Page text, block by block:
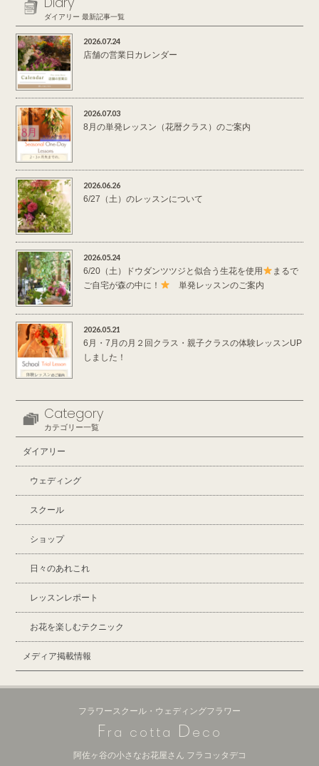
ダイアリー 最新記事一覧
2026.07.24
店舗の営業日カレンダー
2026.07.03
8月の単発レッスン（花暦クラス）のご案内
2026.06.26
6/27（土）のレッスンについて
2026.05.24
6/20（土）ドウダンツツジと似合う生花を使用
まるで
ご自宅が森の中に！
単発レッスンのご案内
2026.05.21
6月・7月の月２回クラス・親子クラスの体験レッスンUP
しました！
Category
カテゴリー一覧
ダイアリー
ウェディング
スクール
ショップ
日々のあれこれ
レッスンレポート
お花を楽しむテクニック
メディア掲載情報
フラワースクール・ウェディングフラワー
Fra cotta D eco
阿佐ヶ谷の小さなお花屋さん フラコッタデコ